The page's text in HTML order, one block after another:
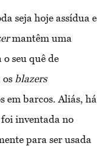
seja hoje assídua e
mantêm uma
o seu quê de
blazers
em barcos. Aliás, há
foi inventada no
para ser usada